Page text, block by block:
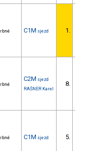
C1M sjezd 1.
C2M sjezd
RAŠNER Karel
8.
C1M sjezd 5.